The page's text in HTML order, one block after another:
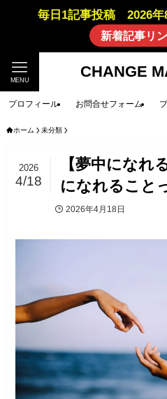
毎日1記事投稿 2026
新着記事リ
CHANGE
MENU
プロフィール お問合せフォーム
ホーム 未分類
【夢中になれ
になれること
2026
4/18
2026年4月18日